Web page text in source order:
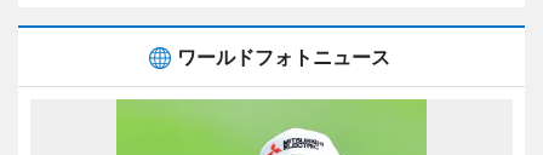
ワールドフォトニュース